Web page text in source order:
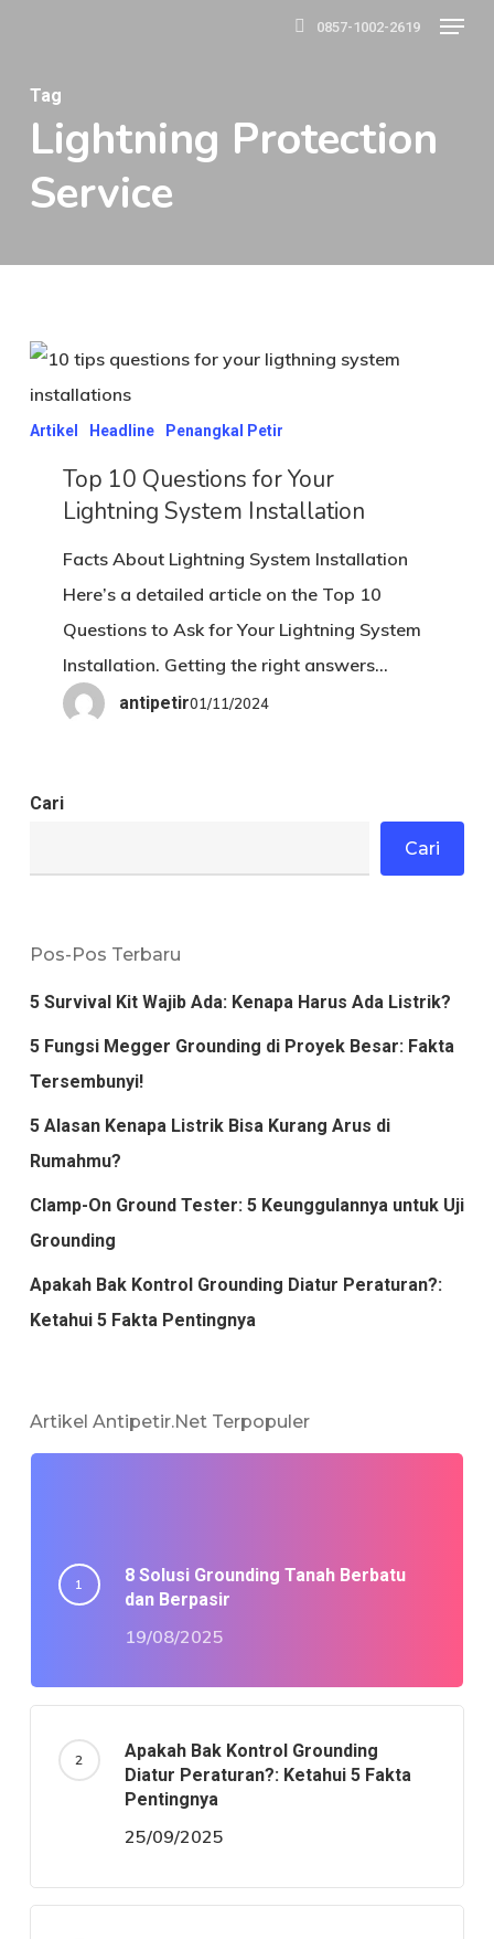
main
content
0857-1002-2619 Menu
Tag
Lightning Protection
Service
Top
10
Questions
Your
System
Installation
Artikel Headline Penangkal Petir
Top 10 Questions for Your
Lightning System Installation
Facts About Lightning System Installation
Here’s a detailed article on the Top 10
Questions to Ask for Your Lightning System
Installation. Getting the right answers…
antipetir01/11/2024
Cari
Cari
Pos-Pos Terbaru
5 Survival Kit Wajib Ada: Kenapa Harus Ada Listrik?
5 Fungsi Megger Grounding di Proyek Besar: Fakta
Tersembunyi!
5 Alasan Kenapa Listrik Bisa Kurang Arus di
Rumahmu?
Clamp-On Ground Tester: 5 Keunggulannya untuk Uji
Grounding
Apakah Bak Kontrol Grounding Diatur Peraturan?:
Ketahui 5 Fakta Pentingnya
Artikel Antipetir.net Terpopuler
8 Solusi Grounding Tanah Berbatu
dan Berpasir ️
19/08/2025
Apakah Bak Kontrol Grounding
Diatur Peraturan?: Ketahui 5 Fakta
Pentingnya
25/09/2025